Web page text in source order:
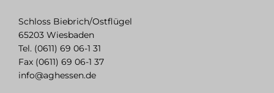
Schloss Biebrich/Ostflügel
65203 Wiesbaden
Tel. (0611) 69 06-1 31
Fax (0611) 69 06-1 37
info@aghessen.de